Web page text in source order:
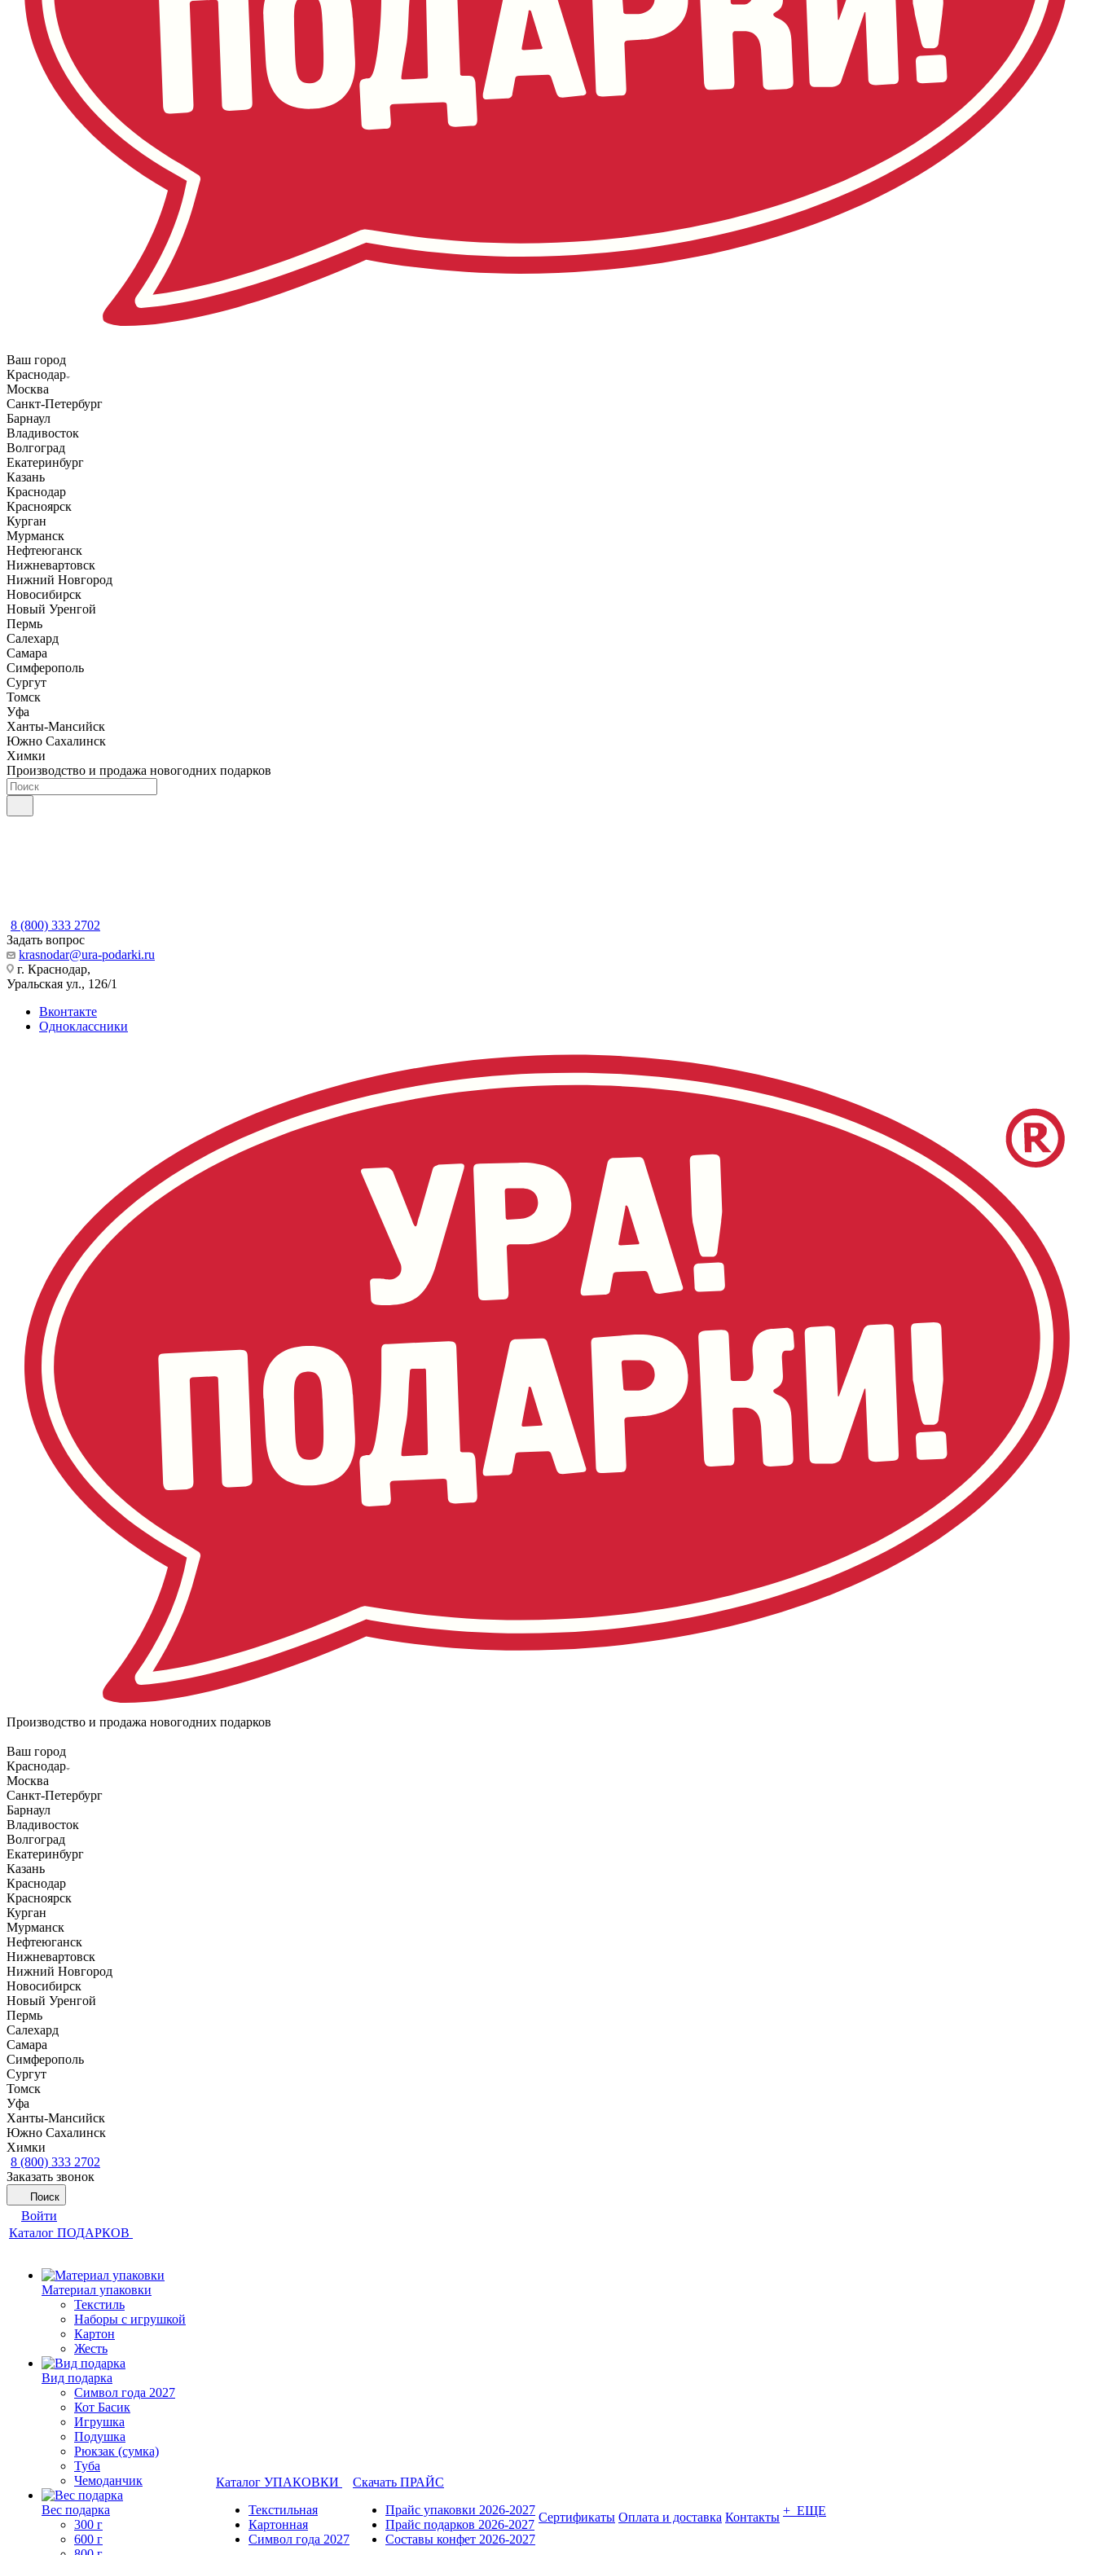
Ваш город
Краснодар
Москва
Санкт-Петербург
Барнаул
Владивосток
Волгоград
Екатеринбург
Казань
Краснодар
Красноярск
Курган
Мурманск
Нефтеюганск
Нижневартовск
Нижний Новгород
Новосибирск
Новый Уренгой
Пермь
Салехард
Самара
Симферополь
Сургут
Томск
Уфа
Ханты-Мансийск
Южно Сахалинск
Химки
Производство и продажа новогодних подарков
8 (800) 333 2702
Задать вопрос
krasnodar@ura-podarki.ru
г. Краснодар,
Уральская ул., 126/1
Вконтакте
Одноклассники
Производство и продажа новогодних подарков
Ваш город
Краснодар
Москва
Санкт-Петербург
Барнаул
Владивосток
Волгоград
Екатеринбург
Казань
Краснодар
Красноярск
Курган
Мурманск
Нефтеюганск
Нижневартовск
Нижний Новгород
Новосибирск
Новый Уренгой
Пермь
Салехард
Самара
Симферополь
Сургут
Томск
Уфа
Ханты-Мансийск
Южно Сахалинск
Химки
8 (800) 333 2702
Заказать звонок
Поиск
Войти
Каталог ПОДАРКОВ
Материал упаковки
Текстиль
Наборы с игрушкой
Картон
Жесть
Вид подарка
Символ года 2027
Кот Басик
Игрушка
Подушка
Рюкзак (сумка)
Туба
Чемоданчик
Вес подарка
300 г
600 г
Каталог УПАКОВКИ
Текстильная
Картонная
Символ года 2027
Скачать ПРАЙС
Прайс упаковки 2026-2027
Прайс подарков 2026-2027
Составы конфет 2026-2027
Сертификаты Оплата и доставка Контакты + ЕЩЕ